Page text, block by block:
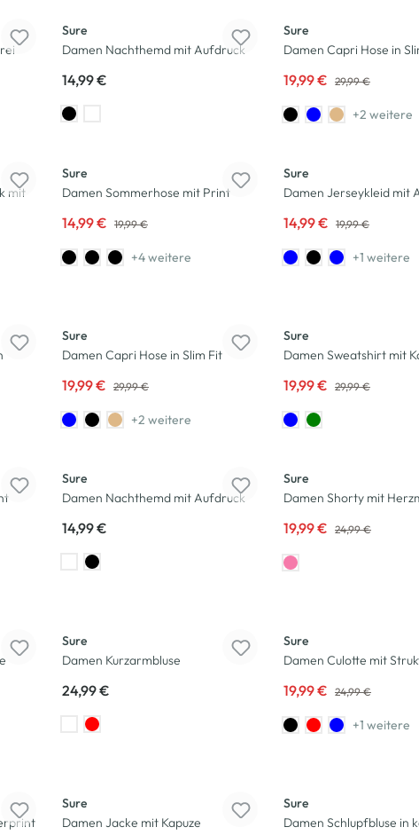
Sure
Damen Nachthemd mit Aufdruck
14,99 €
Sure
Damen Capri Hose in
19,99 € 29,99 €
+2 weitere
mit
Sure
Damen Sommerhose mit Print
14,99 € 19,99 €
+4 weitere
Sure
Damen Jerseykleid mit
14,99 € 19,99 €
+1 weitere
Sure
Damen Capri Hose in Slim Fit
19,99 € 29,99 €
+2 weitere
Sure
Damen Sweatshirt mit
19,99 € 29,99 €
Sure
Damen Nachthemd mit Aufdruck
14,99 €
Sure
Damen Shorty mit
19,99 € 24,99 €
Sure
Damen Kurzarmbluse
24,99 €
Sure
Damen Culotte mit
19,99 € 24,99 €
+1 weitere
Sure
Damen Jacke mit Kapuze
Sure
Damen Schlupfbluse in